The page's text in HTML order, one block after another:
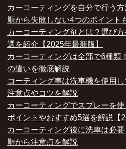
カーコーティングを自分で行う
順から失敗しない4つのポイント
カーコーティング剤とは？選び
選を紹介【2025年最新版】
カーコーティングは全部で6種類
の違いを徹底解説
コーティング車は洗車機を使用
注意点やコツを解説
カーコーティングでスプレーを
ポイントやおすすめ5選を解説【
カーコーティング後に洗車は必
順から注意点を解説